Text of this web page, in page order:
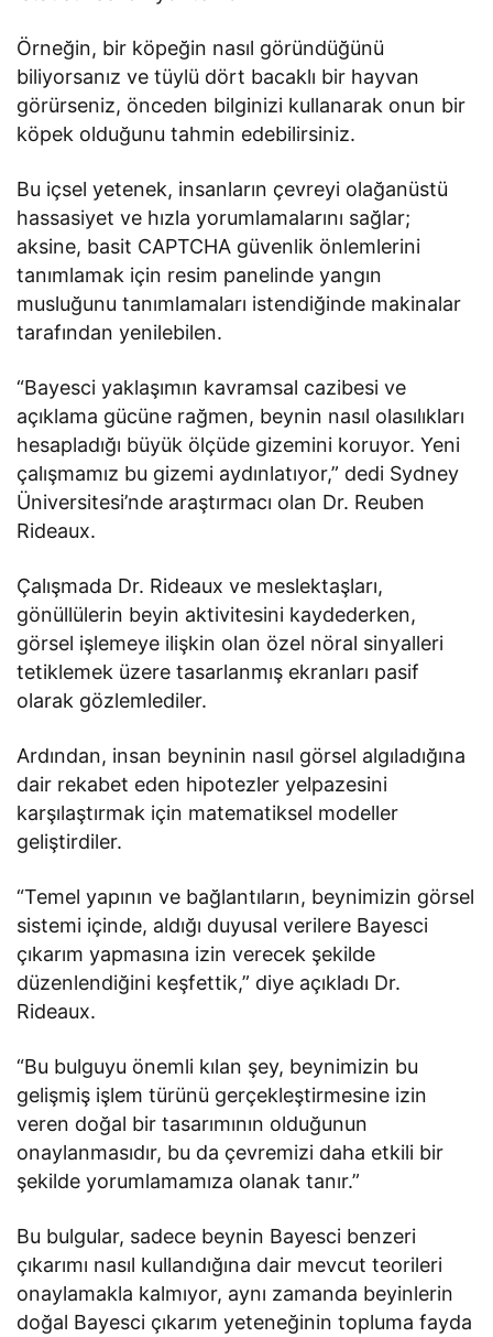
Örneğin, bir köpeğin nasıl göründüğünü
biliyorsanız ve tüylü dört bacaklı bir hayvan
görürseniz, önceden bilginizi kullanarak onun bir
köpek olduğunu tahmin edebilirsiniz.
Bu içsel yetenek, insanların çevreyi olağanüstü
hassasiyet ve hızla yorumlamalarını sağlar;
aksine, basit CAPTCHA güvenlik önlemlerini
tanımlamak için resim panelinde yangın
musluğunu tanımlamaları istendiğinde makinalar
tarafından yenilebilen.
“Bayesci yaklaşımın kavramsal cazibesi ve
açıklama gücüne rağmen, beynin nasıl olasılıkları
hesapladığı büyük ölçüde gizemini koruyor. Yeni
çalışmamız bu gizemi aydınlatıyor,” dedi Sydney
Üniversitesi’nde araştırmacı olan Dr. Reuben
Rideaux.
Çalışmada Dr. Rideaux ve meslektaşları,
gönüllülerin beyin aktivitesini kaydederken,
görsel işlemeye ilişkin olan özel nöral sinyalleri
tetiklemek üzere tasarlanmış ekranları pasif
olarak gözlemlediler.
Ardından, insan beyninin nasıl görsel algıladığına
dair rekabet eden hipotezler yelpazesini
karşılaştırmak için matematiksel modeller
geliştirdiler.
“Temel yapının ve bağlantıların, beynimizin görsel
sistemi içinde, aldığı duyusal verilere Bayesci
çıkarım yapmasına izin verecek şekilde
düzenlendiğini keşfettik,” diye açıkladı Dr.
Rideaux.
“Bu bulguyu önemli kılan şey, beynimizin bu
gelişmiş işlem türünü gerçekleştirmesine izin
veren doğal bir tasarımının olduğunun
onaylanmasıdır, bu da çevremizi daha etkili bir
şekilde yorumlamamıza olanak tanır.”
Bu bulgular, sadece beynin Bayesci benzeri
çıkarımı nasıl kullandığına dair mevcut teorileri
onaylamakla kalmıyor, aynı zamanda beyinlerin
doğal Bayesci çıkarım yeteneğinin topluma fayda